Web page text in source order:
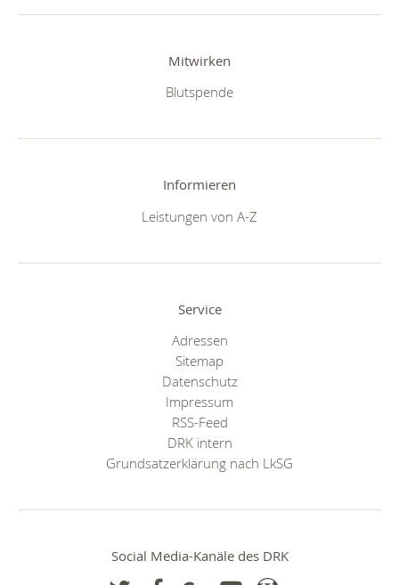
Mitwirken
Blutspende
Informieren
Leistungen von A-Z
Service
Adressen
Sitemap
Datenschutz
Impressum
RSS-Feed
DRK intern
Grundsatzerklärung nach LkSG
Social Media-Kanäle des DRK